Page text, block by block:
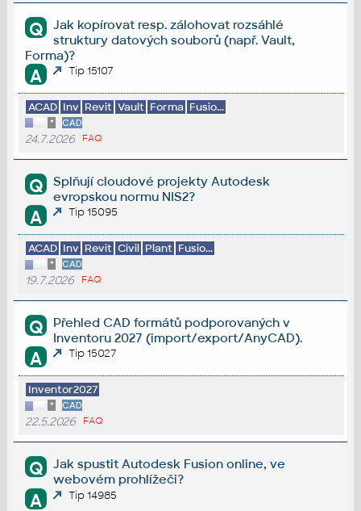
Q
Jak kopírovat resp. zálohovat rozsáhlé
struktury datových souborů (např. Vault,
Forma)?
A Tip 15107
ACAD Inv Revit Vault Forma Fusio...
* CAD
24.7.2026 FAQ
Q
Splňují cloudové projekty Autodesk
evropskou normu NIS2?
A Tip 15095
ACAD Inv Revit Civil Plant Fusio...
* CAD
19.7.2026 FAQ
Q
Přehled CAD formátů podporovaných v
Inventoru 2027 (import/export/AnyCAD).
A Tip 15027
Inventor2027
* CAD
22.5.2026 FAQ
Q
Jak spustit Autodesk Fusion online, ve
webovém prohlížeči?
A Tip 14985